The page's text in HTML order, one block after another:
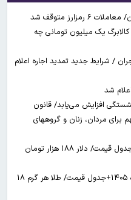
متوقف شد
یک میلیون تومانی چه
/ شرایط جدید تمدید اجاره اعلام
شد
افزایش می‌یابد/ قانون
تغییرات مهم برای مردان، زنان و گروههای
قیمت انواع ارز ۱۵ مردادماه ۱۴۰۵+ جدول قیمت/ دلار ۱۸۸ هزار تومان
آخرین قیمت طلا و سکه ۱۵ مردادماه ۱۴۰۵+جدول قیمت/ طلا هر گرم ۱۸